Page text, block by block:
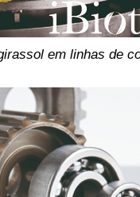
em linhas de